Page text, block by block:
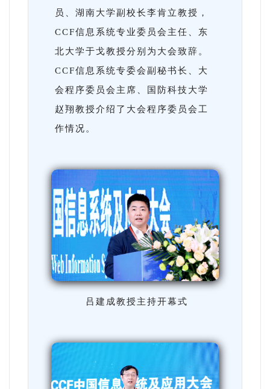
员、湖南大学副校长李肯立教授，
CCF信息系统专业委员会主任、东
北大学于戈教授分别为大会致辞。
CCF信息系统专委会副秘书长、大
会程序委员会主席、国防科技大学
赵翔教授介绍了大会程序委员会工
作情况。
吕建成教授主持开幕式